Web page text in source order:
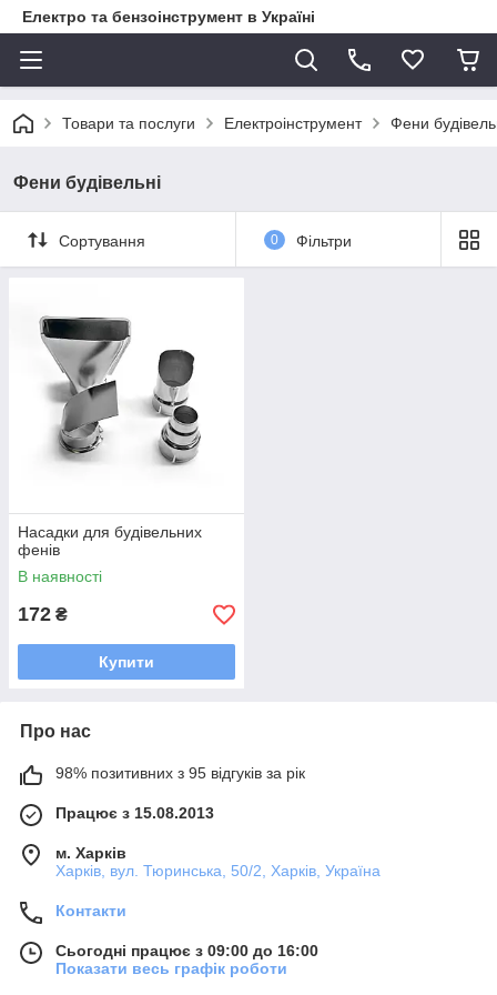
Електро та бензоінструмент в Україні
Товари та послуги Електроінструмент Фени
Фени будівельні
Сортування 0 Фільтри
Насадки для будівельних
фенів
В наявності
172 ₴
Купити
Про нас
98% позитивних з 95 відгуків за рік
Працює з 15.08.2013
м. Харків
Харків, вул. Тюринська, 50/2, Харків, Україна
Контакти
Сьогодні працює з 09:00 до 16:00
Показати весь графік роботи